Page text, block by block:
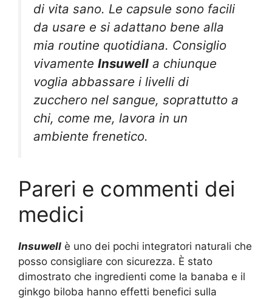
di vita sano. Le capsule sono facili
da usare e si adattano bene alla
mia routine quotidiana. Consiglio
vivamente Insuwell a chiunque
voglia abbassare i livelli di
zucchero nel sangue, soprattutto a
chi, come me, lavora in un
ambiente frenetico.
Pareri e commenti dei
medici
Insuwell è uno dei pochi integratori naturali che
posso consigliare con sicurezza. È stato
dimostrato che ingredienti come la banaba e il
ginkgo biloba hanno effetti benefici sulla